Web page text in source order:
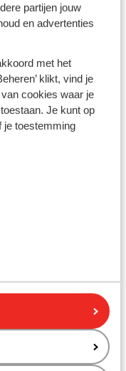
partijen jouw
en advertenties
met het
klikt, vind je
cookies waar je
Je kunt op
je toestemming
all-in